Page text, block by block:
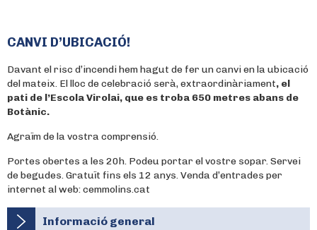
CANVI D’UBICACIÓ!
Davant el risc d’incendi hem hagut de fer un canvi en la ubicació
del mateix. El lloc de celebració serà, extraordinàriament, el
pati de l’Escola Virolai, que es troba 650 metres abans de
Botànic.
Agraïm de la vostra comprensió.
Portes obertes a les 20h. Podeu portar el vostre sopar. Servei
de begudes. Gratuït fins els 12 anys. Venda d’entrades per
internet al web: cemmolins.cat
Informació general